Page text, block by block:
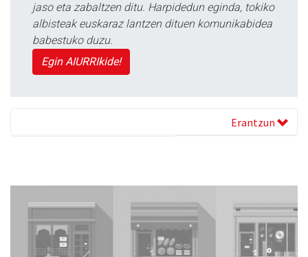
jaso eta zabaltzen ditu. Harpidedun eginda, tokiko
albisteak euskaraz lantzen dituen komunikabidea
babestuko duzu.
Egin AIURRIkide!
Erantzun